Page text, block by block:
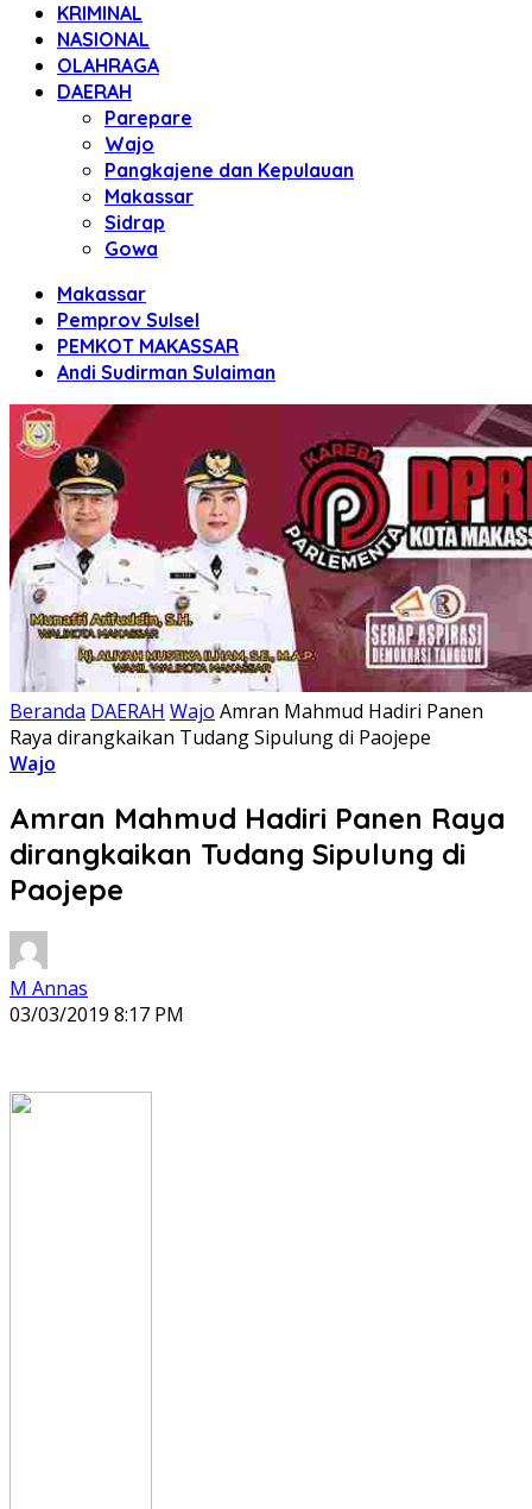
KRIMINAL
NASIONAL
OLAHRAGA
DAERAH
Parepare
Wajo
Pangkajene dan Kepulauan
Makassar
Sidrap
Gowa
Makassar
Pemprov Sulsel
PEMKOT MAKASSAR
Andi Sudirman Sulaiman
Beranda DAERAH Wajo Amran Mahmud Hadiri Panen
Raya dirangkaikan Tudang Sipulung di Paojepe
Wajo
Amran Mahmud Hadiri Panen Raya
dirangkaikan Tudang Sipulung di
Paojepe
M Annas
03/03/2019 8:17 PM